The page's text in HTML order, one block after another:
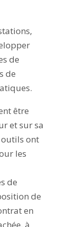
de
de
être
et sur sa
outils ont
les
de
de
en